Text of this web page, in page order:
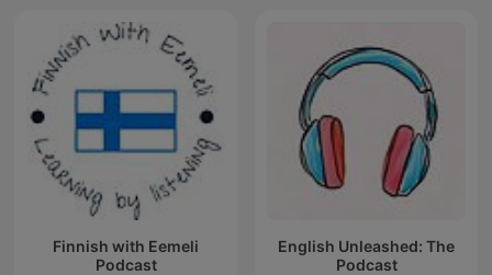
Finnish with Eemeli
Podcast
English Unleashed: The
Podcast